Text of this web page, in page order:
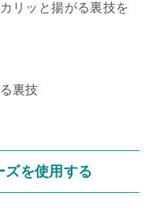
リッと揚がる裏技を
裏技
を使用する